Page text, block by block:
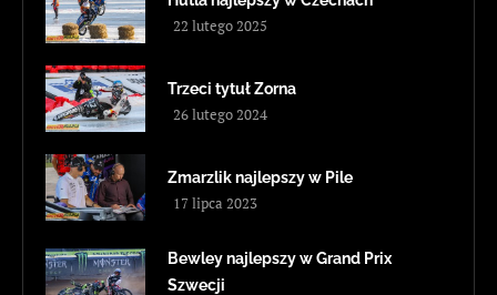
22 lutego 2025
Trzeci tytuł Zorna
26 lutego 2024
Zmarzlik najlepszy w Pile
17 lipca 2023
Bewley najlepszy w Grand Prix
Szwecji